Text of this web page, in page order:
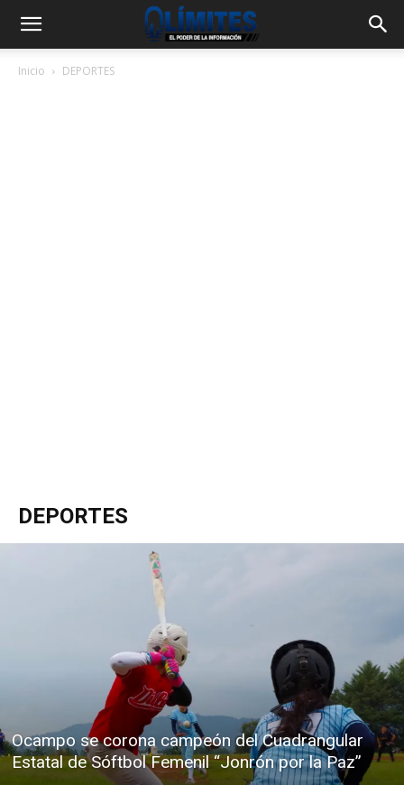
Inicio DEPORTES
DEPORTES
Ocampo se corona campeón del Cuadrangular
Estatal de Sóftbol Femenil “Jonrón por la Paz”